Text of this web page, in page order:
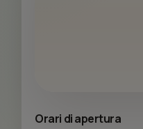
Orari di apertura